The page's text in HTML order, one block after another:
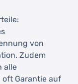
von
Zudem
alle
Garantie auf